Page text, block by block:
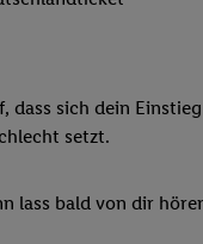
dass sich dein
setzt.
lass bald von dir